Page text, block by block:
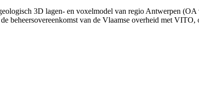
3D lagen- en voxelmodel van regio Antwerpen
beheersovereenkomst van de Vlaamse overheid met